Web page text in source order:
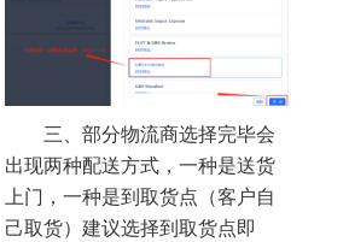
三、部分物流商选择完毕会
出现两种配送方式，一种是送货
上门，一种是到取货点（客户自
己取货）建议选择到取货点即